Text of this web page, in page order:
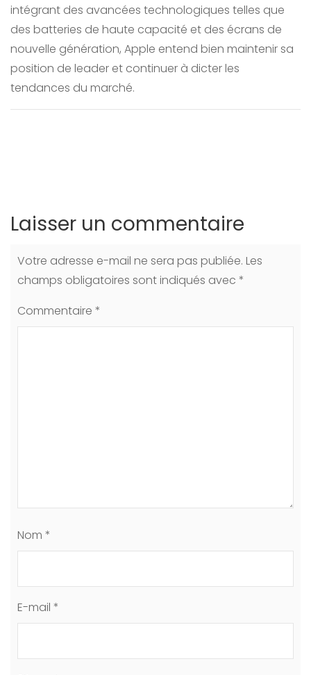
intégrant des avancées technologiques telles que
des batteries de haute capacité et des écrans de
nouvelle génération, Apple entend bien maintenir sa
position de leader et continuer à dicter les
tendances du marché.
Laisser un commentaire
Votre adresse e-mail ne sera pas publiée. Les
champs obligatoires sont indiqués avec *
Commentaire *
Nom *
E-mail *